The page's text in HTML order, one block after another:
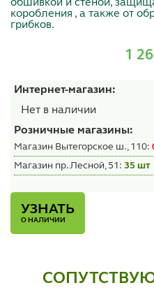
обшивкой и стеной,
коробления , а также от
грибков.
1
Интернет-магазин:
Нет в наличии
Розничные магазины:
Магазин Вытегорское ш., 110:
Магазин пр. Лесной, 51: 35 шт
УЗНАТЬ
О НАЛИЧИИ